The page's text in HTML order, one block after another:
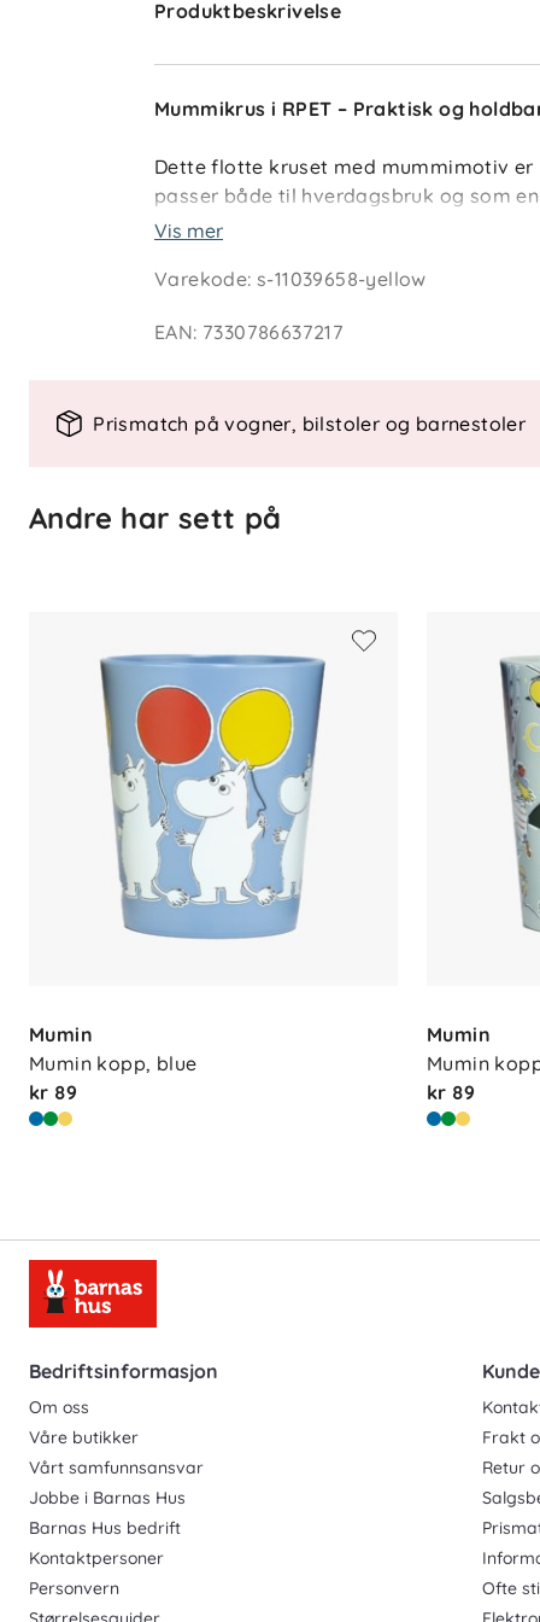
Produktbeskrivelse
Mummikrus i RPET – Praktisk og
Dette flotte kruset med mummimotiv
passer både til hverdagsbruk og som
tåler oppvaskmaskin, men er ikke
riper.
Materiale
Dette mummikruset kombinerer
valg for alle som elsker Mummitrollet.
Vis mer
Varekode:s-11039658-yellow
EAN: 7330786637217
Prismatch på vogner, bilstoler og barnestoler
Andre har sett på
Mumin
Mumin kopp, blue
kr 89
Mumin
Mumin
kr 89
Bedriftsinformasjon
Om oss
Våre butikker
Vårt samfunnsansvar
Jobbe i Barnas Hus
Barnas Hus bedrift
Kontaktpersoner
Personvern
Frakt
Retur
Ofte